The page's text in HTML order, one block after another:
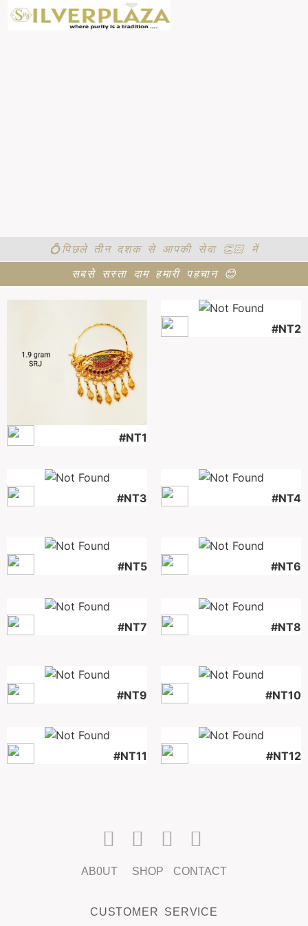
💍पिछले तीन दशक से आपकी सेवा 👏🏻 में
सबसे सस्ता दाम हमारी पहचान 😊
#NT1
#NT2
#NT3 #NT4
#NT5 #NT6
#NT7 #NT8
#NT9 #NT10
#NT11 #NT12
AB0UT SHOP CONTACT
CUSTOMER SERVICE